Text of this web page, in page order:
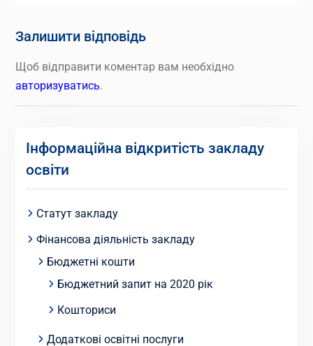
Залишити відповідь
Щоб відправити коментар вам необхідно
авторизуватись.
Інформаційна відкритість закладу
освіти
Статут закладу
Фінансова діяльність закладу
Бюджетні кошти
Бюджетний запит на 2020 рік
Кошториси
Додаткові освітні послуги